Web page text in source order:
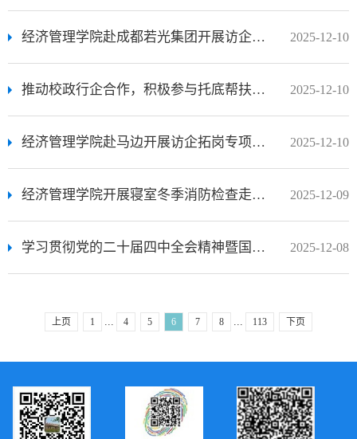
经济管理学院赴成都若光集团开展访企拓岗专项活动 2025-12-10
推动校政行企合作，积极参与托底帮扶——经管学院携手乐山市环保产业商会共同推进党建活动 2025-12-10
经济管理学院赴马边开展访企拓岗专项活动 2025-12-10
经济管理学院开展寝室冬季消防检查走访工作 2025-12-09
学习贯彻党的二十届四中全会精神暨国家基金项目选题研讨会在我校成功举办 2025-12-08
上页 1 ... 4 5 6 7 8 ... 113 下页